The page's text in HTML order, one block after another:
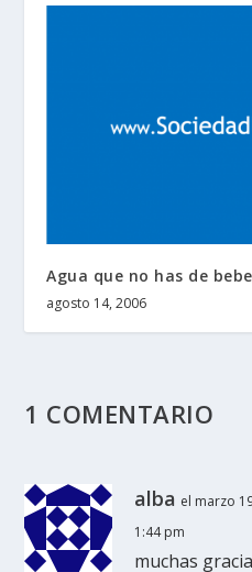
Agua que no has de
agosto 14, 2006
1 COMENTARIO
alba el marzo
1:44 pm
muchas